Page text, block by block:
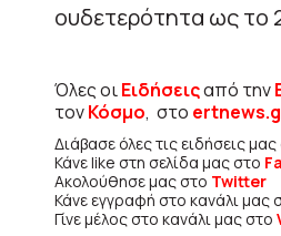
ουδετερότητα ως το
Όλες οιΕιδήσειςαπό την
τονΚόσμο, στο
Διάβασε όλες τις ειδήσεις
Κάνε like στη σελίδα μας στο
Ακολούθησε μας στο Twitter
Κάνε εγγραφή στο κανάλι μας
Γίνε μέλος στο κανάλι μας στο